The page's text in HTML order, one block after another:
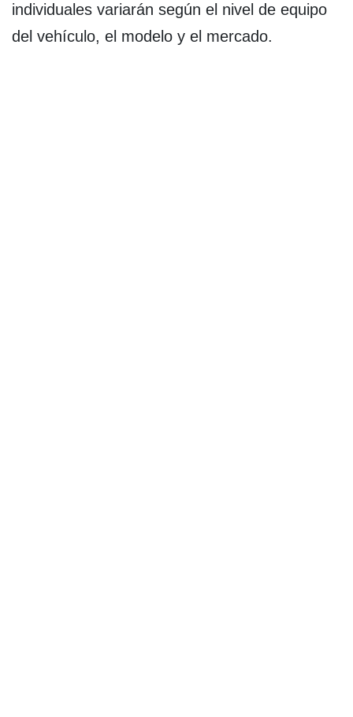
individuales variarán según el nivel de equipo
del vehículo, el modelo y el mercado.